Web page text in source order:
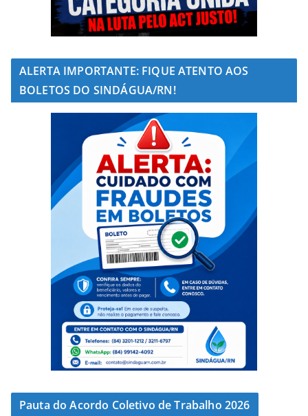
ALERTA IMPORTANTE: FIQUE ATENTO AOS
BOLETOS DO SINDÁGUA/RN!
Pauta do Acordo Coletivo de Trabalho 2026